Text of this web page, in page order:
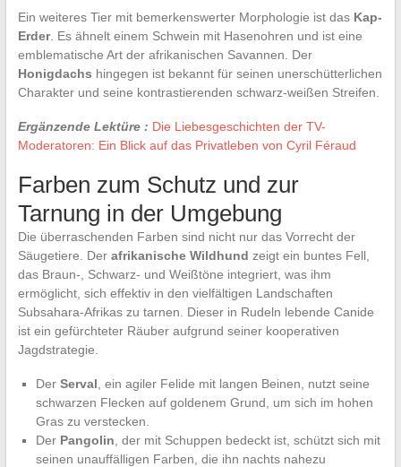
Ein weiteres Tier mit bemerkenswerter Morphologie ist das Kap-
Erder. Es ähnelt einem Schwein mit Hasenohren und ist eine
emblematische Art der afrikanischen Savannen. Der
Honigdachs hingegen ist bekannt für seinen unerschütterlichen
Charakter und seine kontrastierenden schwarz-weißen Streifen.
Ergänzende Lektüre : Die Liebesgeschichten der TV-
Moderatoren: Ein Blick auf das Privatleben von Cyril Féraud
Farben zum Schutz und zur
Tarnung in der Umgebung
Die überraschenden Farben sind nicht nur das Vorrecht der
Säugetiere. Der afrikanische Wildhund zeigt ein buntes Fell,
das Braun-, Schwarz- und Weißtöne integriert, was ihm
ermöglicht, sich effektiv in den vielfältigen Landschaften
Subsahara-Afrikas zu tarnen. Dieser in Rudeln lebende Canide
ist ein gefürchteter Räuber aufgrund seiner kooperativen
Jagdstrategie.
Der Serval , ein agiler Felide mit langen Beinen, nutzt seine
schwarzen Flecken auf goldenem Grund, um sich im hohen
Gras zu verstecken.
Der Pangolin , der mit Schuppen bedeckt ist, schützt sich mit
seinen unauffälligen Farben, die ihn nachts nahezu